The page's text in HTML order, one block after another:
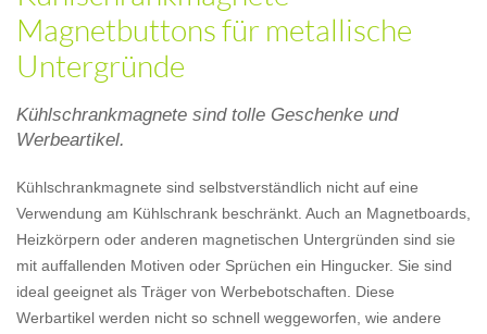
Magnetbuttons für metallische
Untergründe
Kühlschrankmagnete sind tolle Geschenke und
Werbeartikel.
Kühlschrankmagnete sind selbstverständlich nicht auf eine
Verwendung am Kühlschrank beschränkt. Auch an Magnetboards,
Heizkörpern oder anderen magnetischen Untergründen sind sie
mit auffallenden Motiven oder Sprüchen ein Hingucker. Sie sind
ideal geeignet als Träger von Werbebotschaften. Diese
Werbartikel werden nicht so schnell weggeworfen, wie andere